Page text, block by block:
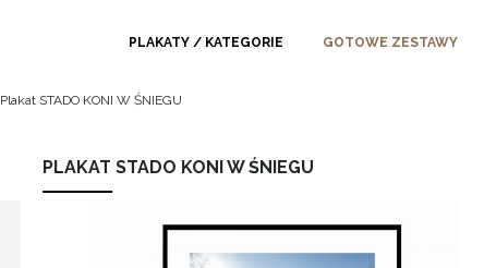
PLAKATY / KATEGORIE GOTOWE ZESTAWY
Plakat STADO KONI W ŚNIEGU
PLAKAT STADO KONI W ŚNIEGU